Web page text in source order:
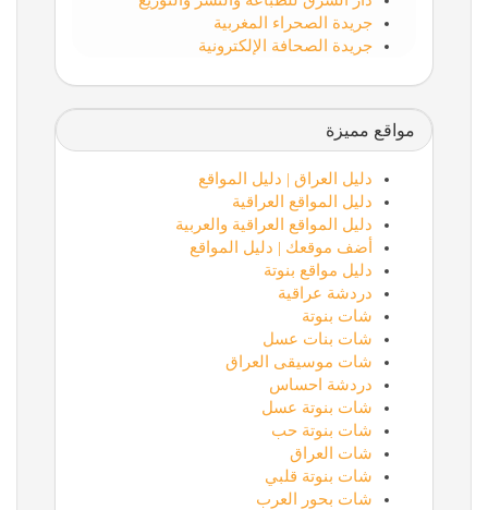
جريدة الصحراء المغربية
جريدة الصحافة الإلكترونية
مواقع مميزة
دليل العراق | دليل المواقع
دليل المواقع العراقية
دليل المواقع العراقية والعربية
أضف موقعك | دليل المواقع
دليل مواقع بنوتة
دردشة عراقية
شات بنوتة
شات بنات عسل
شات موسيقى العراق
دردشة احساس
شات بنوتة عسل
شات بنوتة حب
شات العراق
شات بنوتة قلبي
شات بحور العرب